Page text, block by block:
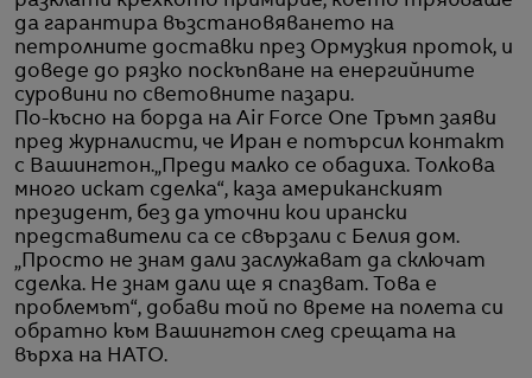
да гарантира възстановяването на
петролните доставки през Ормузкия проток, и
доведе до рязко поскъпване на енергийните
суровини по световните пазари.
По-късно на борда на Air Force One Тръмп заяви
пред журналисти, че Иран е потърсил контакт
с Вашингтон.„Преди малко се обадиха. Толкова
много искат сделка“, каза американският
президент, без да уточни кои ирански
представители са се свързали с Белия дом.
„Просто не знам дали заслужават да сключат
сделка. Не знам дали ще я спазват. Това е
проблемът“, добави той по време на полета си
обратно към Вашингтон след срещата на
върха на НАТО.